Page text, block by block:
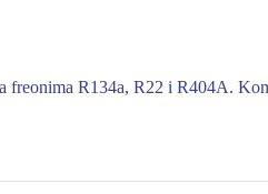
freonima R134a, R22 i R404A.